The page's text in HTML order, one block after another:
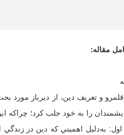
مقاله:
و تعريف دين، از ديرباز مورد
را به خود جلب کرد؛
به‌دلیل اهميتي که دين در زندگي